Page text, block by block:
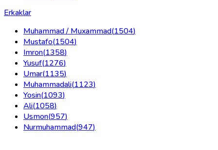
Erkaklar
Muhammad / Muxammad(1504)
Mustafo(1504)
Imron(1358)
Yusuf(1276)
Umar(1135)
Muhammadali(1123)
Yosin(1093)
Ali(1058)
Usmon(957)
Nurmuhammad(947)